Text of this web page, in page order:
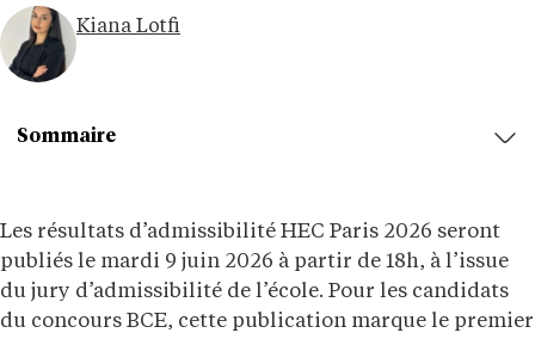
Kiana Lotfi
Les résultats d’admissibilité HEC Paris 2026 seront
publiés le mardi 9 juin 2026 à partir de 18h, à l’issue
du jury d’admissibilité de l’école. Pour les candidats
du concours BCE, cette publication marque le premier
Sommaire